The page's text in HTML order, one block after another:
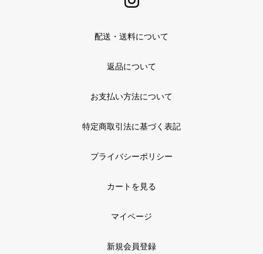
配送・送料について
返品について
お支払い方法について
特定商取引法に基づく表記
プライバシーポリシー
カートを見る
マイページ
新規会員登録